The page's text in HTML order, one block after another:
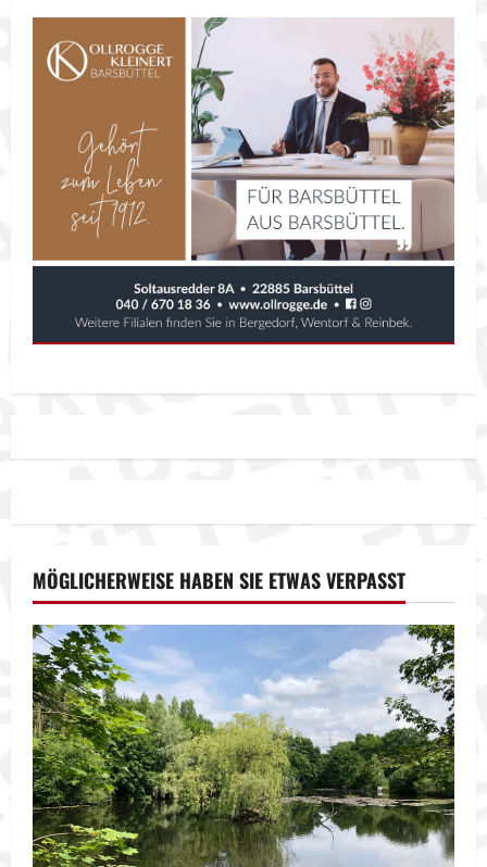
MÖGLICHERWEISE HABEN SIE ETWAS VERPASST